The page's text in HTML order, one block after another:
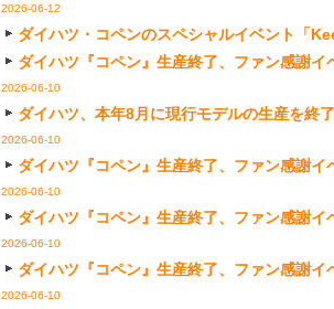
2026-06-12
ダイハツ・コペンのスペシャルイベント「
ダイハツ『コペン』生産終了、ファン感謝
2026-06-10
ダイハツ、本年8月に現行モデルの生産を終
2026-06-10
ダイハツ『コペン』生産終了、ファン感謝
2026-06-10
ダイハツ『コペン』生産終了、ファン感謝
2026-06-10
ダイハツ『コペン』生産終了、ファン感謝
2026-06-10